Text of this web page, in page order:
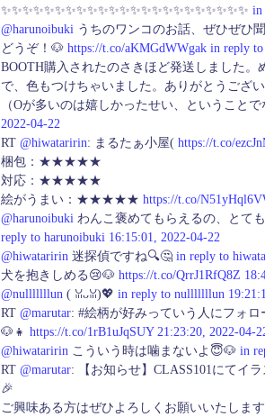
✨✨✨✨✨✨✨✨✨✨✨✨✨✨✨✨✨✨✨✨✨✨✨ in
@harunoibuki うちのワンコのお話、ぜひぜひ
どうぞ！🐶 https://t.co/aKMGdWWgak in reply
BOOTH購入されたのさきほど発送しました
で、色もつけちゃいました。ありがとうござい
（Oが多いのは嬉しかったせい、ということ
2022-04-22
RT @hiwataririn: まるたぁ小屋( https://t.co/
梱包：★★★★★
対応：★★★★★
絵がうまい：★★★★★ https://t.co/
@harunoibuki わんこ褒めてもらえるの、とて
reply to harunoibuki 16:15:01, 2022-04-22
@hiwataririn 迷探偵ですね🔍🤔 in reply to
犬を抱きしめる😢🐶 https://t.co/QrrJ1RfQ8Z
@nulllllllun ( ꈍᴗꈍ)💖 in reply to nulllllllun
RT @marutar: #絵柄が好みっていう人にフォロ
🐶👧 https://t.co/1rB1uJqSUY 21:23:20, 2022-04-
@hiwataririn こういう時は噛まないよ😇🐶 in
RT @marutar: 【お知らせ】CLASS101にてイ
🎉
ご興味ある方はぜひよろしくお願いいたします